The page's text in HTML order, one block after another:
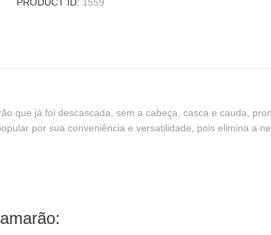
que já foi descascada, sem a cabeça, casca e cauda,
por sua conveniência e versatilidade, pois elimina a